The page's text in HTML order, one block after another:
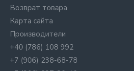
Возврат товара
Карта сайта
Производители
+40 (786) 108 992
+7 (906) 238-68-78